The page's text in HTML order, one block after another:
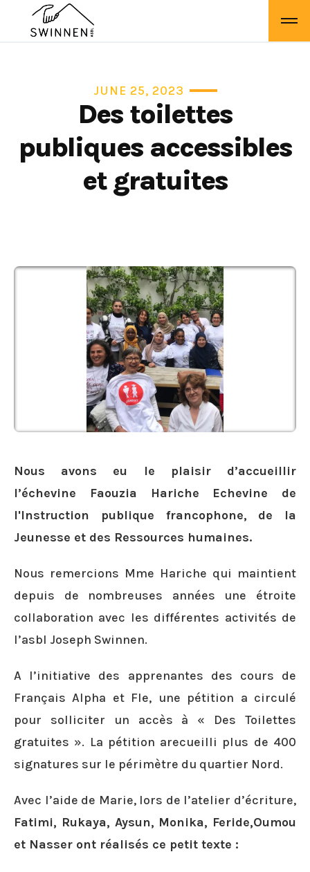
JUNE 25, 2023
Des toilettes
publiques accessibles
et gratuites
Nous avons eu le plaisir d’accueillir
l’échevine Faouzia Hariche Echevine de
l'Instruction publique francophone, de la
Jeunesse et des Ressources humaines.
Nous remercions Mme Hariche qui maintient
depuis de nombreuses années une étroite
collaboration avec les différentes activités de
l’asbl Joseph Swinnen.
A l’initiative des apprenantes des cours de
Français Alpha et Fle, une pétition a circulé
pour solliciter un accès à « Des Toilettes
gratuites ». La pétition arecueilli plus de 400
signatures sur le périmètre du quartier Nord.
Avec l’aide de Marie, lors de l’atelier d’écriture,
Fatimi, Rukaya, Aysun, Monika, Feride,Oumou
et Nasser ont réalisés ce petit texte :